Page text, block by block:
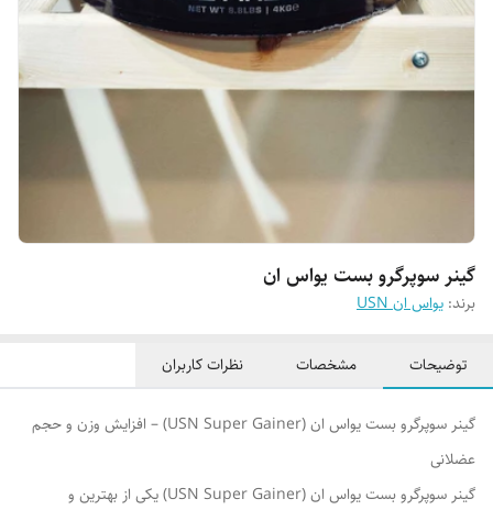
گینر سوپرگرو بست یواس ان
برند: یواس ان USN
توضیحات مشخصات نظرات کاربران
گینر سوپرگرو بست یواس ان (USN Super Gainer) – افزایش وزن و حجم
عضلانی
گینر سوپرگرو بست یواس ان (USN Super Gainer) یکی از بهترین و